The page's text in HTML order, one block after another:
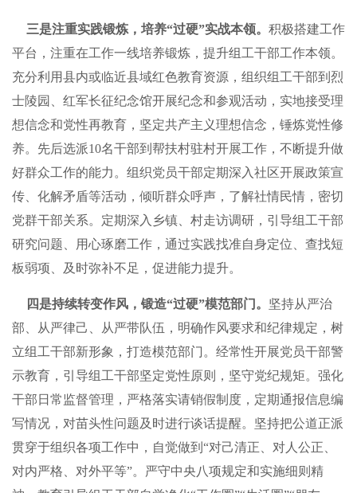
三是注重实践锻炼，培养“过硬”实战本领。 积极搭建工作
平台，注重在工作一线培养锻炼，提升组工干部工作本领。
充分利用县内或临近县域红色教育资源，组织组工干部到烈
士陵园、红军长征纪念馆开展纪念和参观活动，实地接受理
想信念和党性再教育，坚定共产主义理想信念，锤炼党性修
养。先后选派10名干部到帮扶村驻村开展工作，不断提升做
好群众工作的能力。组织党员干部定期深入社区开展政策宣
传、化解矛盾等活动，倾听群众呼声，了解社情民情，密切
党群干部关系。定期深入乡镇、村走访调研，引导组工干部
研究问题、用心琢磨工作，通过实践找准自身定位、查找短
板弱项、及时弥补不足，促进能力提升。
四是持续转变作风，锻造“过硬”模范部门。 坚持从严治
部、从严律己、从严带队伍，明确作风要求和纪律规定，树
立组工干部新形象，打造模范部门。经常性开展党员干部警
示教育，引导组工干部坚定党性原则，坚守党纪规矩。强化
干部日常监督管理，严格落实请销假制度，定期通报信息编
写情况，对苗头性问题及时进行谈话提醒。坚持把公道正派
贯穿于组织各项工作中，自觉做到“对己清正、对人公正、
对内严格、对外平等”。严守中央八项规定和实施细则精